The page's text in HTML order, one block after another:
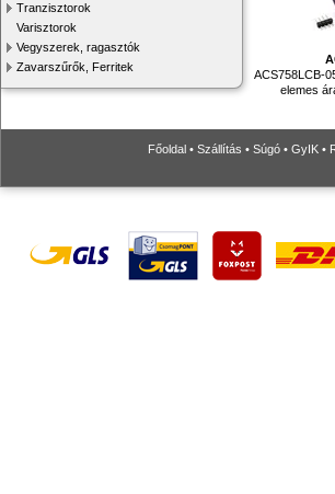
Tranzisztorok
Varisztorok
Vegyszerek, ragasztók
Zavarszűrők, Ferritek
ACS758LCB-
elemes
Főoldal • Szállítás • Súgó • GyIK •